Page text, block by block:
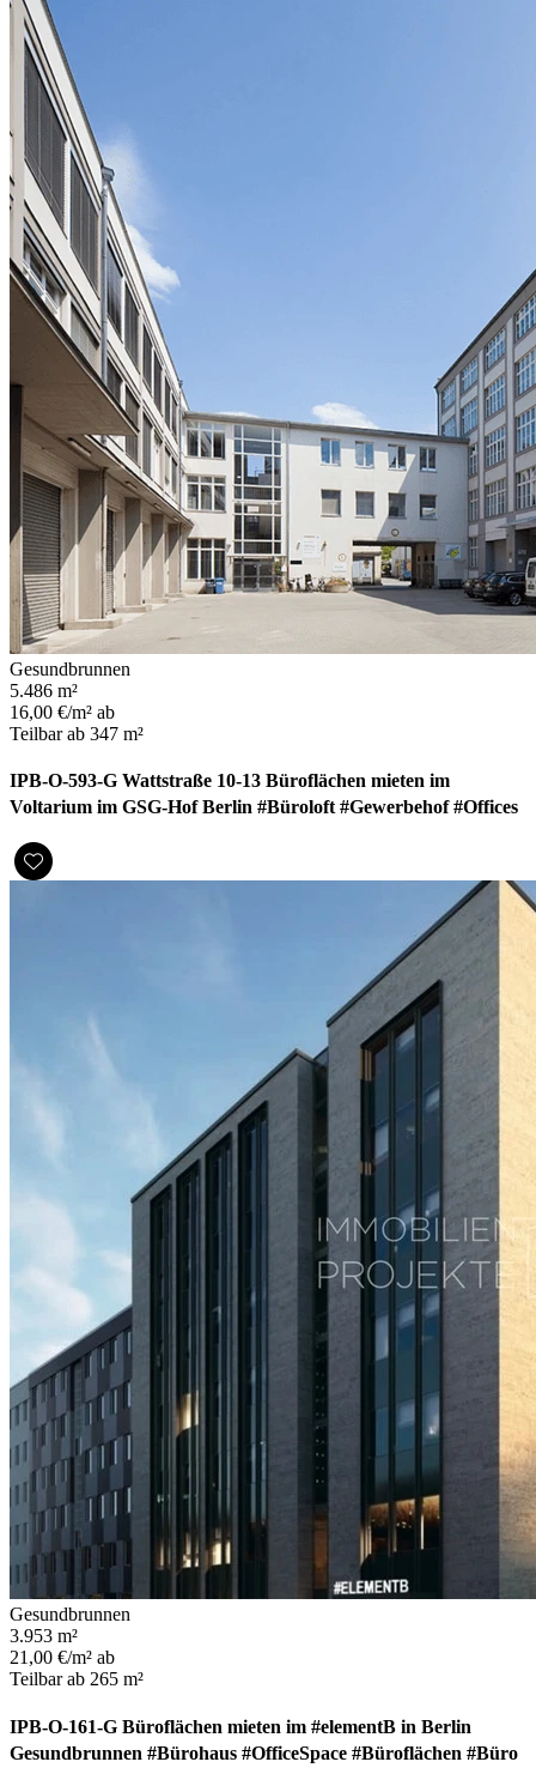
Gesundbrunnen
5.486 m²
16,00 €/m² ab
Teilbar ab 347 m²
IPB-O-593-G Wattstraße 10-13 Büroflächen mieten im
Voltarium im GSG-Hof Berlin #Büroloft #Gewerbehof #Offices
Gesundbrunnen
3.953 m²
21,00 €/m² ab
Teilbar ab 265 m²
IPB-O-161-G Büroflächen mieten im #elementB in Berlin
Gesundbrunnen #Bürohaus #OfficeSpace #Büroflächen #Büro